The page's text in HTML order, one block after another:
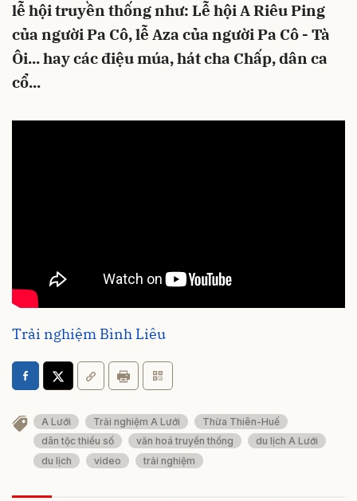
lễ hội truyền thống như: Lễ hội A Riêu Ping
của người Pa Cô, lễ Aza của người Pa Cô - Tà
Ôi... hay các điệu múa, hát cha Chấp, dân ca
cổ...
Trải nghiệm Bình Liêu
A Lưới Trải nghiệm A Lưới
Thừa Thiên-Huế
dân tộc thiểu số
văn hoá truyền thống
du lịch A Lưới
du lịch
video trải nghiệm